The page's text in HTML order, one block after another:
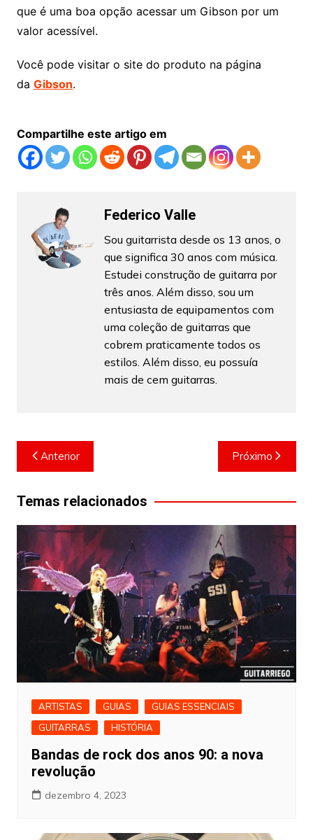
que é uma boa opção acessar um Gibson por um
valor acessível.
Você pode visitar o site do produto na página
da Gibson.
Compartilhe este artigo em
Federico Valle
Sou guitarrista desde os 13 anos, o
que significa 30 anos com música.
Estudei construção de guitarra por
três anos. Além disso, sou um
entusiasta de equipamentos com
uma coleção de guitarras que
cobrem praticamente todos os
estilos. Além disso, eu possuía
mais de cem guitarras.
Navegação
de
Post
Anterior Próximo
Temas relacionados
ARTISTAS GUIAS
GUIAS ESSENCIAIS
GUITARRAS
HISTÓRIA
Bandas de rock dos anos 90: a nova
revolução
dezembro 4, 2023